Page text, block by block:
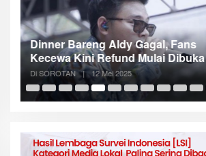
Dinner Bareng Aldy Gagal, Fans
Kecewa Kini Refund Mulai Dibuka
Di SOROTAN | 12 Mei 2025